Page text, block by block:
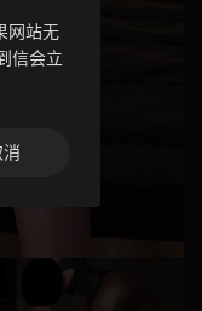
网站无
信会立